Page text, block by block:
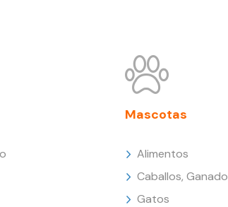
Mascotas
Alimentos
Caballos, Ganado
Gatos